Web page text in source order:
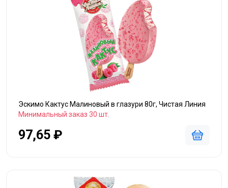
Эскимо Кактус Малиновый в глазури 80г, Чистая Линия
Минимальный заказ 30 шт.
97,65 ₽